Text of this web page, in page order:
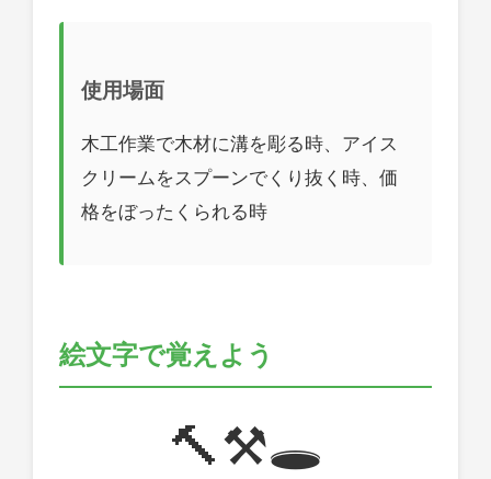
使用場面
木工作業で木材に溝を彫る時、アイス
クリームをスプーンでくり抜く時、価
格をぼったくられる時
絵文字で覚えよう
🔨⚒️🕳️